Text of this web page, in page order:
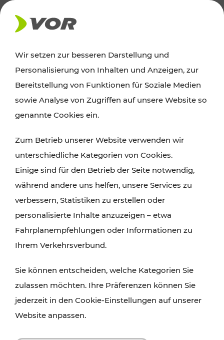
AKTUELLES
Ausflugstipps
Wien, Niederösterreich und das Burgenland
Wanderungen, Kultur und Gastronomie,
Radtouren oder purer Naturgenuss – viele
Attraktionen sind mit den Ticket- und Fahrplan-
Angeboten des VOR gut und schnell erreichbar.
Wir setzen zur besseren Darstellung und
Personalisierung von Inhalten und Anzeigen, zur
Bereitstellung von Funktionen für Soziale Medien
sowie Analyse von Zugriffen auf unsere Website so
genannte Cookies ein.
Zum Betrieb unserer Website verwenden wir
unterschiedliche Kategorien von Cookies.
Einige sind für den Betrieb der Seite notwendig,
während andere uns helfen, unsere Services zu
verbessern, Statistiken zu erstellen oder
personalisierte Inhalte anzuzeigen – etwa
Fahrplanempfehlungen oder Informationen zu
Ihrem Verkehrsverbund.
Sie können entscheiden, welche Kategorien Sie
zulassen möchten. Ihre Präferenzen können Sie
jederzeit in den Cookie-Einstellungen auf unserer
Website anpassen.